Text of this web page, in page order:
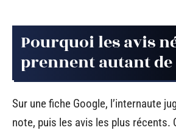
Pourquoi les avis
prennent autant de
Sur une fiche Google, l’internaute
note, puis les avis les plus récents.